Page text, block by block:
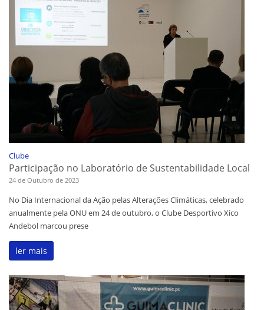
Clube
Participação no Laboratório de Sustentabilidade Local
24 de Outubro de 2023
No Dia Internacional da Ação pelas Alterações Climáticas, celebrado
anualmente pela ONU em 24 de outubro, o Clube Desportivo Xico
Andebol marcou prese
ler mais